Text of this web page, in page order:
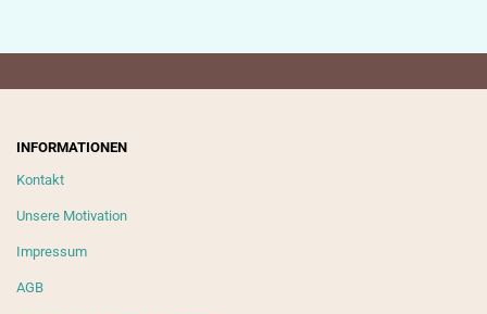
INFORMATIONEN
Kontakt
Unsere Motivation
Impressum
AGB